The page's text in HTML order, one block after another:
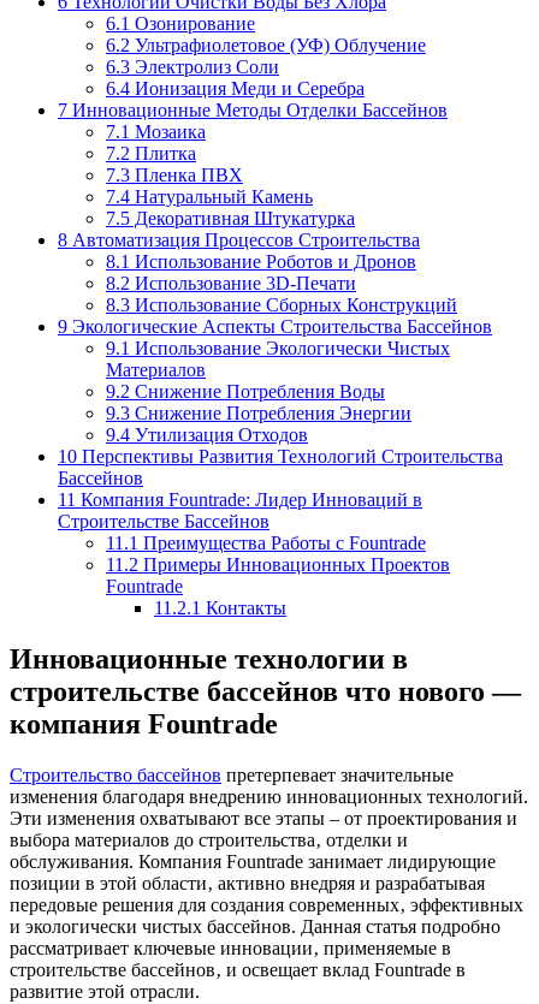
6.1 Озонирование
6.2 Ультрафиолетовое (УФ) Облучение
6.3 Электролиз Соли
6.4 Ионизация Меди и Серебра
7 Инновационные Методы Отделки Бассейнов
7.1 Мозаика
7.2 Плитка
7.3 Пленка ПВХ
7.4 Натуральный Камень
7.5 Декоративная Штукатурка
8 Автоматизация Процессов Строительства
8.1 Использование Роботов и Дронов
8.2 Использование 3D-Печати
8.3 Использование Сборных Конструкций
9 Экологические Аспекты Строительства Бассейнов
9.1 Использование Экологически Чистых
Материалов
9.2 Снижение Потребления Воды
9.3 Снижение Потребления Энергии
9.4 Утилизация Отходов
10 Перспективы Развития Технологий Строительства
Бассейнов
11 Компания Fountrade: Лидер Инноваций в
Строительстве Бассейнов
11.1 Преимущества Работы с Fountrade
11.2 Примеры Инновационных Проектов
Fountrade
11.2.1 Контакты
Инновационные технологии в
строительстве бассейнов что нового —
компания Fountrade
Строительство бассейнов претерпевает значительные
изменения благодаря внедрению инновационных технологий.
Эти изменения охватывают все этапы – от проектирования и
выбора материалов до строительства‚ отделки и
обслуживания. Компания Fountrade занимает лидирующие
позиции в этой области‚ активно внедряя и разрабатывая
передовые решения для создания современных‚ эффективных
и экологически чистых бассейнов. Данная статья подробно
рассматривает ключевые инновации‚ применяемые в
строительстве бассейнов‚ и освещает вклад Fountrade в
развитие этой отрасли.